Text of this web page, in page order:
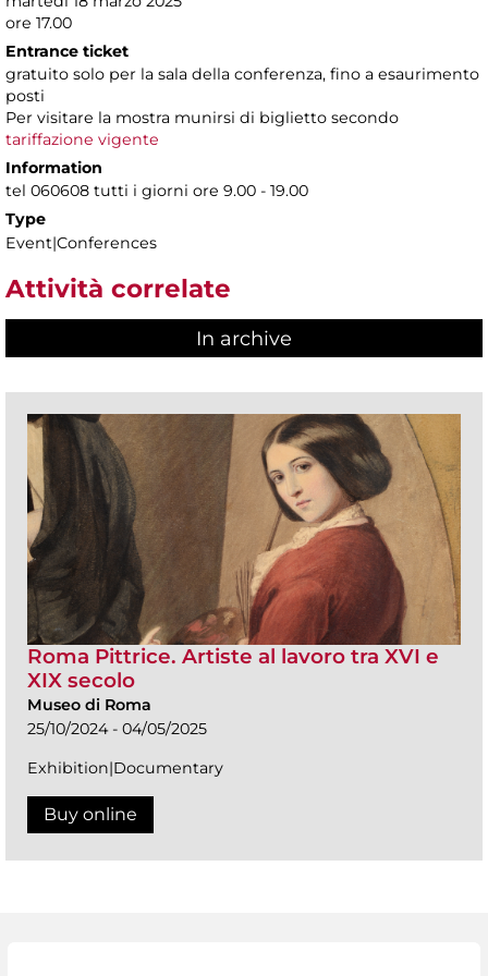
ore 17.00
Entrance ticket
gratuito solo per la sala della conferenza, fino a esaurimento
posti
Per visitare la mostra munirsi di biglietto secondo
tariffazione vigente
Information
tel 060608 tutti i giorni ore 9.00 - 19.00
Type
Event|Conferences
Attività correlate
In archive
Roma Pittrice. Artiste al lavoro tra XVI e
XIX secolo
Museo di Roma
25/10/2024 - 04/05/2025
Exhibition|Documentary
Buy online